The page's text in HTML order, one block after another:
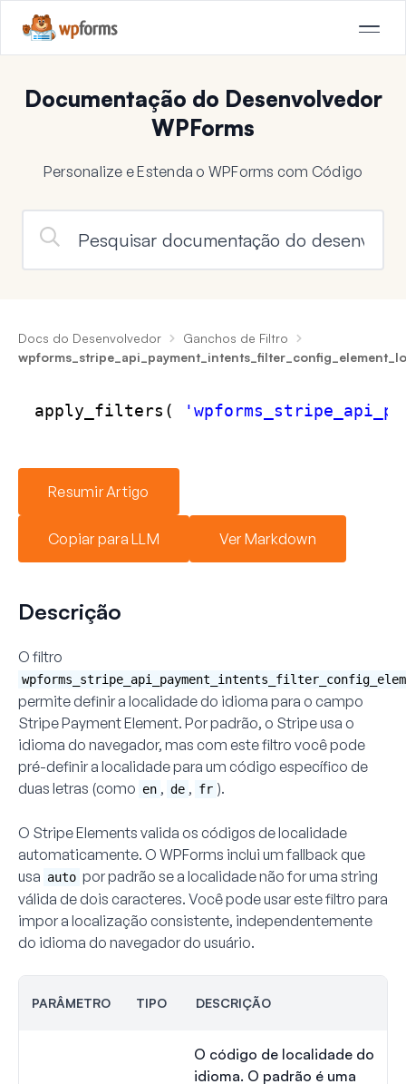
Documentação do Desenvolvedor
WPForms
Personalize e Estenda o WPForms com Código
Docs do Desenvolvedor
Ganchos de Filtro
apply_filters(
Resumir Artigo
Copiar para LLM Ver Markdown
Descrição
O filtro
permite definir a localidade do idioma para o campo
Stripe Payment Element. Por padrão, o Stripe usa o
idioma do navegador, mas com este filtro você pode
pré-definir a localidade para um código específico de
duas letras (como en , de , fr ).
O Stripe Elements valida os códigos de localidade
automaticamente. O WPForms inclui um fallback que
usa auto por padrão se a localidade não for uma string
válida de dois caracteres. Você pode usar este filtro para
impor a localização consistente, independentemente
do idioma do navegador do usuário.
PARÂMETRO TIPO DESCRIÇÃO
O código de localidade do
idioma. O padrão é uma